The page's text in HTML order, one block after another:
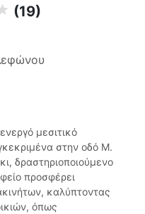
(19)
μεσιτικό
στην οδό Μ.
δραστηριοποιούμενο
προσφέρει
καλύπτοντας
όπως